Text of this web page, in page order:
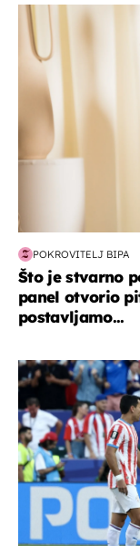
moda & ljepota
POKROVITELJ BIPA
Što je stvarno
panel otvorio
postavljamo...
svjetsko